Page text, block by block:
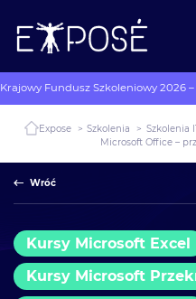
Krajowy Fundusz Szkoleniowy 2026 –
Expose > Szkolenia > Szkolenia
Microsoft Office –
Wróć
Kursy Microsoft Excel
Kursy Microsoft